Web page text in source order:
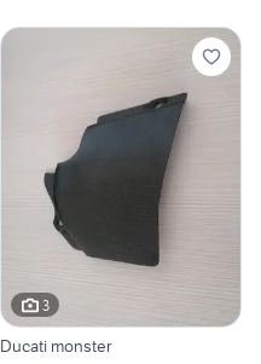
3
Ducati monster